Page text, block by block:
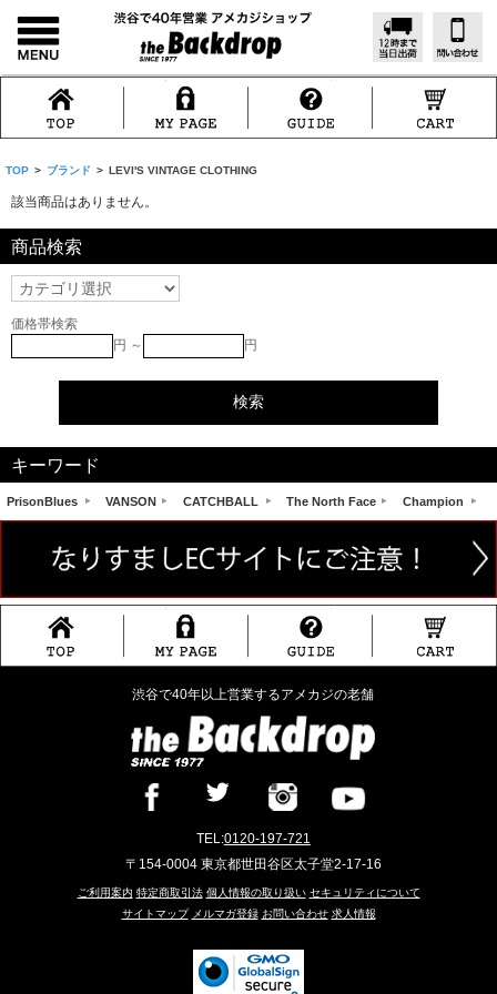
TOP > ブランド > LEVI'S VINTAGE CLOTHING
該当商品はありません。
商品検索
価格帯検索
円 ～
円
キーワード
PrisonBlues VANSON CATCHBALL The North Face Champion
渋谷で40年以上営業するアメカジの老舗
TEL:0120-197-721
〒154-0004 東京都世田谷区太子堂2-17-16
ご利用案内 特定商取引法 個人情報の取り扱い セキュリティについて
サイトマップ メルマガ登録 お問い合わせ 求人情報